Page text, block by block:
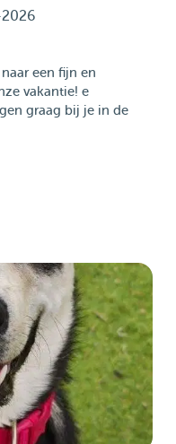
een fijn en
vakantie! e
graag bij je in de